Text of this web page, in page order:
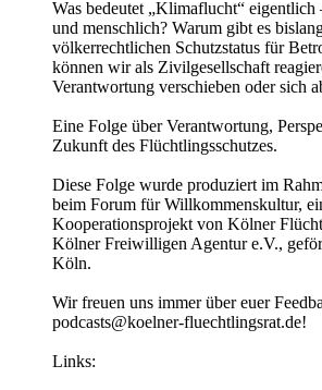
Was bedeutet „Klimaflucht“
und menschlich? Warum gibt es
völkerrechtlichen Schutzstatus für
können wir als Zivilgesellschaft
Verantwortung verschieben oder sich
Eine Folge über Verantwortung,
Zukunft des Flüchtlingsschutzes.
Diese Folge wurde produziert im
beim Forum für Willkommenskultur,
Kooperationsprojekt von Kölner
Kölner Freiwilligen Agentur e.V.,
Köln.
Wir freuen uns immer über euer
podcasts@koelner-fluechtlingsrat.de!
Links: